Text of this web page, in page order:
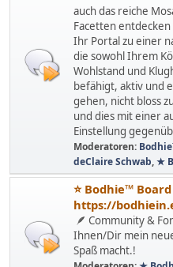
auch das reiche
Facetten
Ihr Portal zu einer
die sowohl Ihrem
Wohlstand und
befähigt, aktiv und
gehen, nicht bloss
und dies mit einer
Einstellung
Moderatoren:
deClaire Schwab,★
⭐️ Bodhie™
https://
🪶 Community &
Ihnen/Dir mein
Spaß macht.!